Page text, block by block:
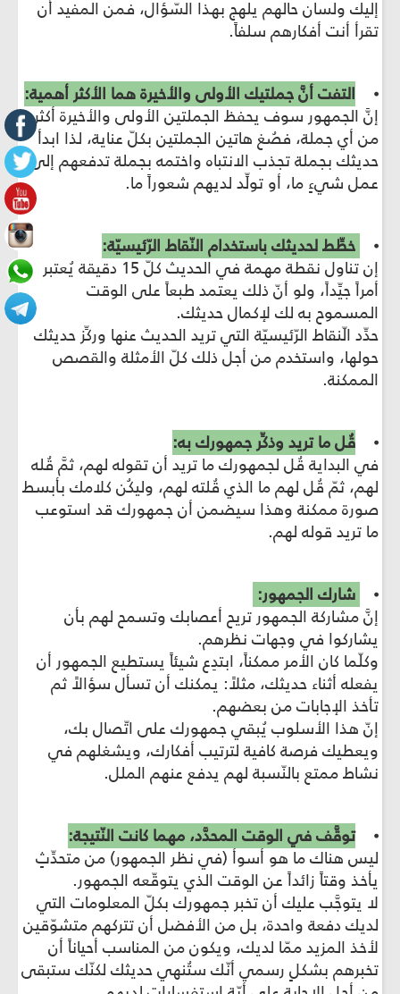
إليك ولسان حالهم يلهج بهذا السّؤال، فمن المفيد أن
تقرأ أنت أفكارهم سلفاً.
⦁ التفت أنَّ جملتيك الأولى والأخيرة هما الأكثر أهمية:
إنَّ الجمهور سوف يحفظ الجملتين الأولى والأخيرة أكثر
من أي جملة، فصُغ هاتين الجملتين بكلّ عناية، لذا ابدأ
حديثك بجملة تجذب الانتباه واختمه بجملة تدفعهم إلى
عمل شيءٍ ما، أو تولِّد لديهم شعوراً ما.
⦁
خطِّط لحديثك باستخدام النّقاط الرّئيسيّة:
إن تناول نقطة مهمة في الحديث كلّ 15 دقيقة يُعتبر
أمراً جيِّداً، ولو أنّ ذلك يعتمد طبعاً على الوقت
المسموح به لك لإكمال حديثك.
حدِّد الّنقاط الرّئيسيّة التي تريد الحديث عنها وركِّز حديثك
حولها، واستخدم من أجل ذلك كلّ الأمثلة والقصص
الممكنة.
⦁ قُل ما تريد وذكِّر جمهورك به:
في البداية قُل لجمهورك ما تريد أن تقوله لهم، ثمَّ قُله
لهم، ثمّ قُل لهم ما الذي قُلته لهم، وليكُن كلامك بأبسط
صورة ممكنة وهذا سيضمن أن جمهورك قد استوعب
ما تريد قوله لهم.
⦁
شارك الجمهور:
إنَّ مشاركة الجمهور تريح أعصابك وتسمح لهم بأن
يشاركوا في وجهات نظرهم.
وكلّما كان الأمر ممكناً، ابتدِع شيئاً يستطيع الجمهور أن
يفعله أثناء حديثك، مثلاً: يمكنك أن تسأل سؤالاً ثم
تأخذ الإجابات من بعضهم.
إنّ هذا الأسلوب يُبقي جمهورك على اتّصال بك،
ويعطيك فرصة كافية لترتيب أفكارك، ويشغلهم في
نشاط ممتع بالنّسبة لهم يدفع عنهم الملل.
⦁توقَّف في الوقت المحدَّد، مهما كانت النّتيجة:
ليس هناك ما هو أسوأ (في نظر الجمهور) من متحدِّثٍ
يأخذ وقتاً زائداً عن الوقت الذي يتوقّعه الجمهور.
لا يتوجَّب عليك أن تخبر جمهورك بكلّ المعلومات التي
لديك دفعة واحدة، بل من الأفضل أن تتركهم متشوّقين
لأخذ المزيد ممّا لديك، ويكون من المناسب أحياناً أن
تخبرهم بشكلٍ رسمي أنّك ستُنهي حديثك لكنّك ستبقى